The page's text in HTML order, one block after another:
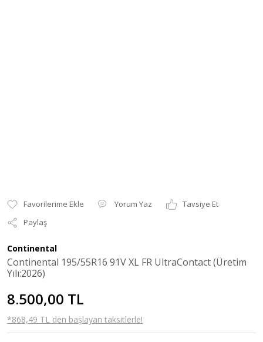
Yorum Yaz
Tavsiye Et
Paylaş
Continental
Continental 195/55R16 91V XL FR UltraContact (Üretim
Yılı:2026)
8.500,00 TL
*868,49 TL den başlayan taksitlerle!